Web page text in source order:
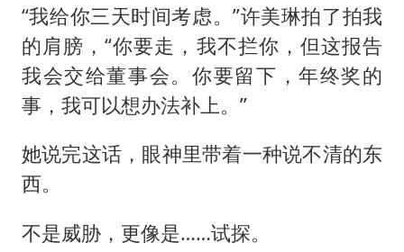
“我给你三天时间考虑。”许美琳拍了拍我
的肩膀，“你要走，我不拦你，但这报告
我会交给董事会。你要留下，年终奖的
事，我可以想办法补上。”
她说完这话，眼神里带着一种说不清的东
西。
不是威胁，更像是……试探。